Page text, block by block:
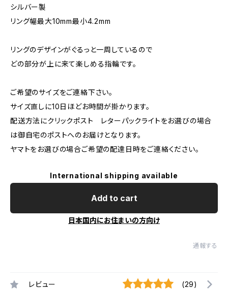
シルバー製
リング幅最大10mm最小4.2mm
リングのデザインがぐるっと一周しているので
どの部分が上に来て楽しめる指輪です。
ご希望のサイズをご連絡下さい。
サイズ直しに10日ほどお時間が掛かります。
配送方法にクリックポスト レターパックライトをお選びの場合
は御自宅のポストへのお届けとなります。
ヤマトをお選びの場合ご希望の配達日時をご連絡ください。
International shipping available
Add to cart
日本国内にお住まいの方向け
通報する
レビュー (29)